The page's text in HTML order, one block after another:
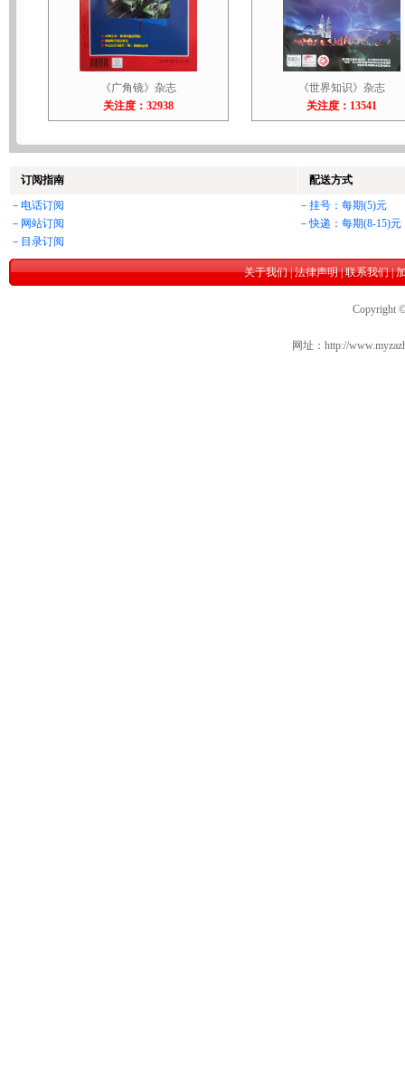
《广角镜》杂志
关注度：32938
《世界知识》杂志
关注度：13541